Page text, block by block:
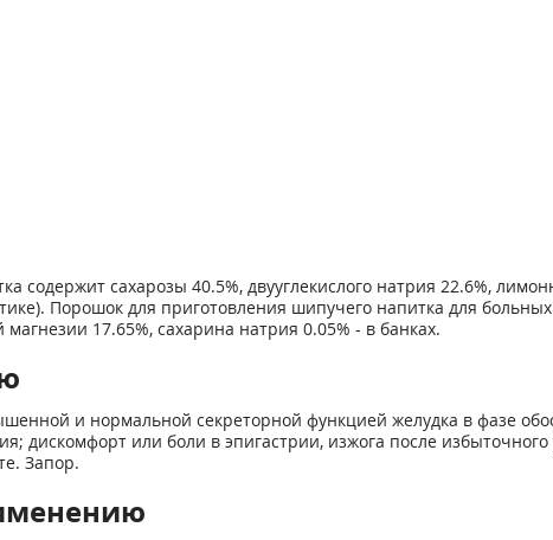
содержит сахарозы 40.5%, двууглекислого натрия 22.6%,
Порошок для приготовления шипучего напитка для
17.65%, сахарина натрия 0.05% - в банках.
и нормальной секреторной функцией желудка в фазе
дискомфорт или боли в эпигастрии, изжога после
Запор.